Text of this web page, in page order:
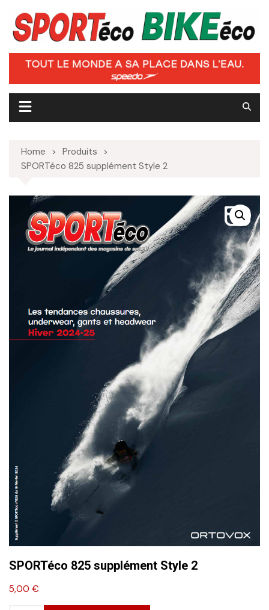
content
Home
Produits
SPORTéco 825 supplément Style 2
SPORTéco 825 supplément Style 2
5,00 €